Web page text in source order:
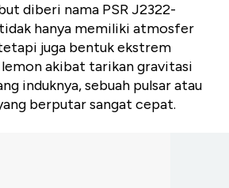
diberi nama PSR J2322-
hanya memiliki atmosfer
juga bentuk ekstrem
akibat tarikan gravitasi
induknya, sebuah pulsar atau
berputar sangat cepat.